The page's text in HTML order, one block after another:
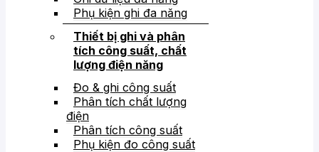
Phụ kiện ghi đa năng
Thiết bị ghi và phân
tích công suất, chất
lượng điện năng
Đo & ghi công suất
Phân tích chất lượng
điện
Phân tích công suất
Phụ kiện đo công suất